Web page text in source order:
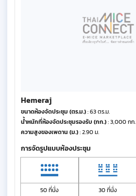
Hemeraj
ขนาดห้องจัดประชุม (ตร.ม.): 63 ตร.ม.
น้ำหนักที่ห้องจัดประชุมรองรับ (กก.): 3,000 กก.
ความสูงของเพดาน (ม.): 2.90 ม.
การจัดรูปแบบห้องประชุม
50 ที่นั่ง 30 ที่นั่ง